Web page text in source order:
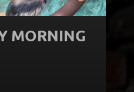
MORNING